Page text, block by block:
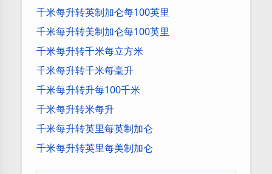
千米每升转英制加仑每100英里
千米每升转美制加仑每100英里
千米每升转千米每立方米
千米每升转千米每毫升
千米每升转升每100千米
千米每升转米每升
千米每升转英里每英制加仑
千米每升转英里每美制加仑